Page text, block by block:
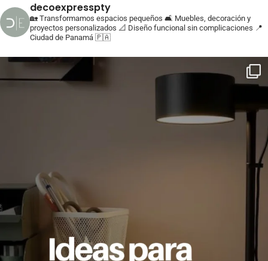
decoexpresspty
🏡 Transformamos espacios pequeños 🛋️ Muebles, decoración y
proyectos personalizados 📐 Diseño funcional sin complicaciones 📍
Ciudad de Panamá 🇵🇦